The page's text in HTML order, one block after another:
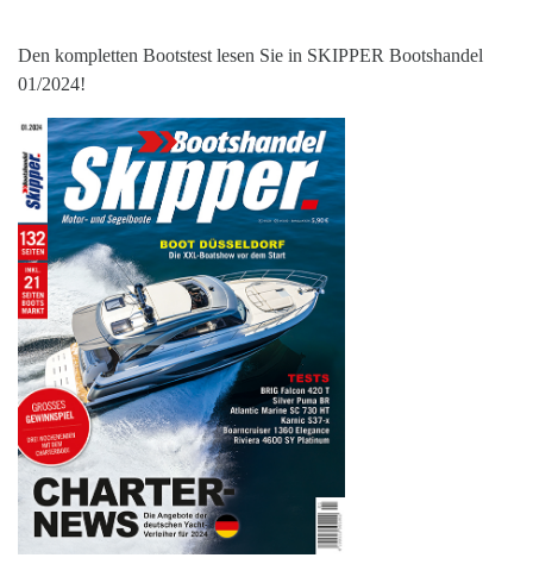
Den kompletten Bootstest lesen Sie in SKIPPER Bootshandel
01/2024!